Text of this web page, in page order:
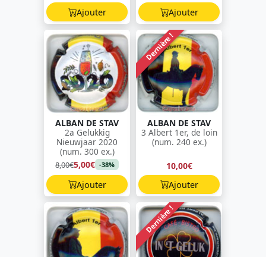
Ajouter
Ajouter
ALBAN DE STAV
2a Gelukkig
Nieuwjaar 2020
(num. 300 ex.)
8,00€5,00€ -38%
Ajouter
Dernière !
ALBAN DE STAV
3 Albert 1er, de loin
(num. 240 ex.)
10,00€
Ajouter
Dernière !